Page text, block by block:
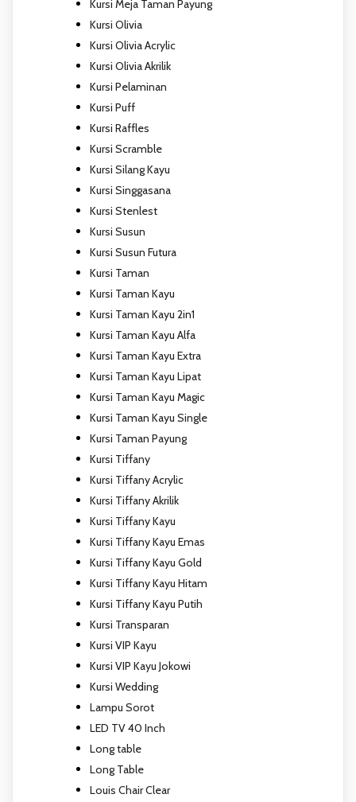
Kursi Meja Taman Payung
Kursi Olivia
Kursi Olivia Acrylic
Kursi Olivia Akrilik
Kursi Pelaminan
Kursi Puff
Kursi Raffles
Kursi Scramble
Kursi Silang Kayu
Kursi Singgasana
Kursi Stenlest
Kursi Susun
Kursi Susun Futura
Kursi Taman
Kursi Taman Kayu
Kursi Taman Kayu 2in1
Kursi Taman Kayu Alfa
Kursi Taman Kayu Extra
Kursi Taman Kayu Lipat
Kursi Taman Kayu Magic
Kursi Taman Kayu Single
Kursi Taman Payung
Kursi Tiffany
Kursi Tiffany Acrylic
Kursi Tiffany Akrilik
Kursi Tiffany Kayu
Kursi Tiffany Kayu Emas
Kursi Tiffany Kayu Gold
Kursi Tiffany Kayu Hitam
Kursi Tiffany Kayu Putih
Kursi Transparan
Kursi VIP Kayu
Kursi VIP Kayu Jokowi
Kursi Wedding
Lampu Sorot
LED TV 40 Inch
Long table
Long Table
Louis Chair Clear